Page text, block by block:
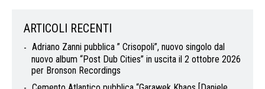
ARTICOLI RECENTI
Adriano Zanni pubblica ” Crisopoli”, nuovo singolo dal
nuovo album “Post Dub Cities” in uscita il 2 ottobre 2026
per Bronson Recordings